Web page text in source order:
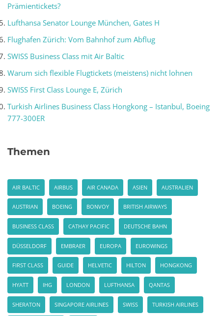
Prämientickets?
Lufthansa Senator Lounge München, Gates H
Flughafen Zürich: Vom Bahnhof zum Abflug
SWISS Business Class mit Air Baltic
Warum sich flexible Flugtickets (meistens) nicht lohnen
SWISS First Class Lounge E, Zürich
Turkish Airlines Business Class Hongkong – Istanbul, Boeing
777-300ER
Themen
AIR BALTIC AIRBUS AIR CANADA ASIEN AUSTRALIEN
AUSTRIAN BOEING BONVOY BRITISH AIRWAYS
BUSINESS CLASS CATHAY PACIFIC DEUTSCHE BAHN
DÜSSELDORF EMBRAER EUROPA EUROWINGS
FIRST CLASS GUIDE HELVETIC HILTON HONGKONG
HYATT IHG LONDON LUFTHANSA QANTAS
SHERATON SINGAPORE AIRLINES SWISS TURKISH AIRLINES